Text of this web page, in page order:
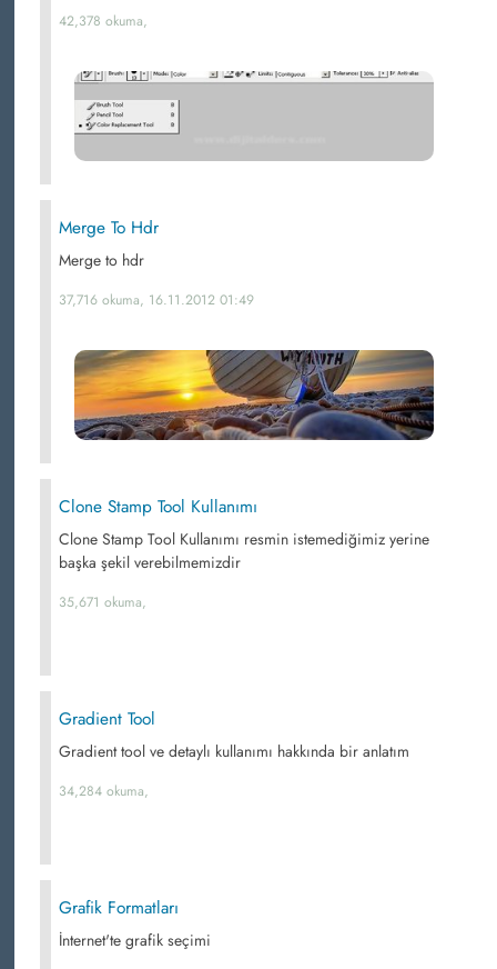
42,378 okuma,
Merge To Hdr
Merge to hdr
37,716 okuma, 16.11.2012 01:49
Clone Stamp Tool Kullanımı
Clone Stamp Tool Kullanımı resmin istemediğimiz yerine
başka şekil verebilmemizdir
35,671 okuma,
Gradient Tool
Gradient tool ve detaylı kullanımı hakkında bir anlatım
34,284 okuma,
Grafik Formatları
İnternet'te grafik seçimi